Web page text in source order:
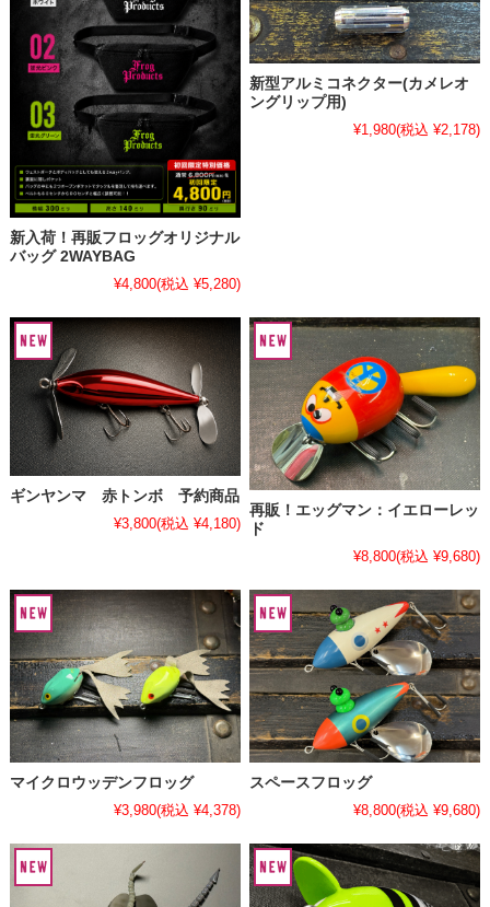
新入荷！再販フロッグオリジナル
バッグ 2WAYBAG
¥4,800(税込 ¥5,280)
新型アルミコネクター(カメレオ
ングリップ用)
¥1,980(税込 ¥2,178)
ギンヤンマ 赤トンボ 予約商品
¥3,800(税込 ¥4,180)
再販！エッグマン：イエローレッ
ド
¥8,800(税込 ¥9,680)
マイクロウッデンフロッグ
¥3,980(税込 ¥4,378)
スペースフロッグ
¥8,800(税込 ¥9,680)